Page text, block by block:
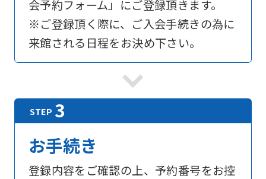
会予約フォーム」にご登録頂きます。
※ご登録頂く際に、ご入会手続きの為に
来館される日程をお決め下さい。
お手続き
登録内容をご確認の上、予約番号をお控
service,
the
Japanese
version
of
website
be